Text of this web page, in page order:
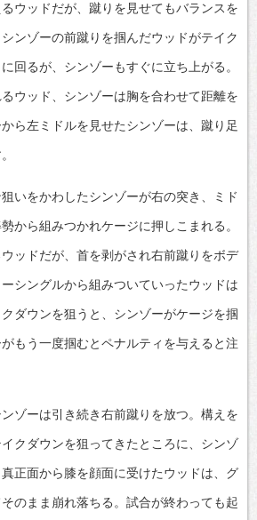
ウッドだが、蹴りを見せてもバランスを
ンゾーの前蹴りを掴んだウッドがテイク
回るが、シンゾーもすぐに立ち上がる。
ウッド、シンゾーは胸を合わせて距離を
ら左ミドルを見せたシンゾーは、蹴り足
いをかわしたシンゾーが右の突き、ミド
から組みつかれケージに押しこまれる。
ッドだが、首を剥がされ右前蹴りをボデ
シングルから組みついていったウッドは
ダウンを狙うと、シンゾーがケージを掴
もう一度掴むとペナルティを与えると注
ゾーは引き続き右前蹴りを放つ。構えを
クダウンを狙ってきたところに、シンゾ
正面から膝を顔面に受けたウッドは、グ
のまま崩れ落ちる。試合が終わっても起